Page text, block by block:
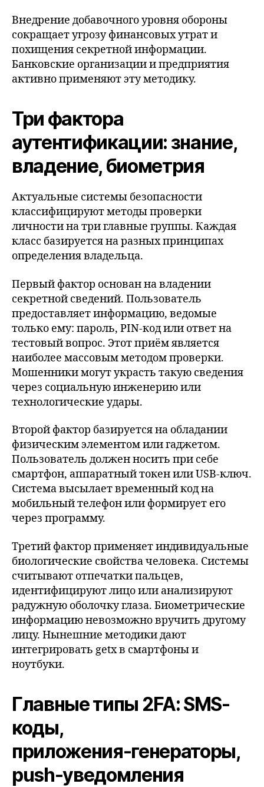
Внедрение добавочного уровня обороны
сокращает угрозу финансовых утрат и
похищения секретной информации.
Банковские организации и предприятия
активно применяют эту методику.
Три фактора
аутентификации: знание,
владение, биометрия
Актуальные системы безопасности
классифицируют методы проверки
личности на три главные группы. Каждая
класс базируется на разных принципах
определения владельца.
Первый фактор основан на владении
секретной сведений. Пользователь
предоставляет информацию, ведомые
только ему: пароль, PIN-код или ответ на
тестовый вопрос. Этот приём является
наиболее массовым методом проверки.
Мошенники могут украсть такую сведения
через социальную инженерию или
технологические удары.
Второй фактор базируется на обладании
физическим элементом или гаджетом.
Пользователь должен носить при себе
смартфон, аппаратный токен или USB-ключ.
Система высылает временный код на
мобильный телефон или формирует его
через программу.
Третий фактор применяет индивидуальные
биологические свойства человека. Системы
считывают отпечатки пальцев,
идентифицируют лицо или анализируют
радужную оболочку глаза. Биометрические
информацию невозможно вручить другому
лицу. Нынешние методики дают
интегрировать getx в смартфоны и
ноутбуки.
Главные типы 2FA: SMS-
коды,
приложения‑генераторы,
push‑уведомления